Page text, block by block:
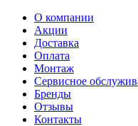
О компании
Акции
Доставка
Оплата
Монтаж
Сервисное
Бренды
Отзывы
Контакты